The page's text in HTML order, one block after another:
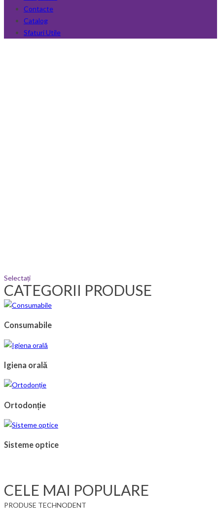
Contacte
Catalog
Sfaturi Utile
Selectați
CATEGORII PRODUSE
Consumabile
Igiena orală
Ortodonție
Sisteme optice
CELE MAI POPULARE
PRODUSE TECHNODENT